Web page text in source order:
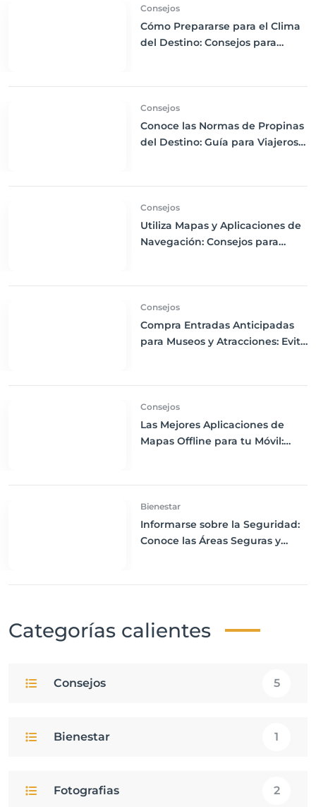
Consejos
Cómo Prepararse para el Clima
del Destino: Consejos para
Consejos
Conoce las Normas de Propinas
del Destino: Guía para Viajeros
Consejos
Utiliza Mapas y Aplicaciones de
Navegación: Consejos para
Consejos
Compra Entradas Anticipadas
para Museos y Atracciones: Evita
Consejos
Las Mejores Aplicaciones de
Mapas Offline para tu Móvil:
Bienestar
Informarse sobre la Seguridad:
Conoce las Áreas Seguras y
Categorías calientes
Consejos 5
Bienestar 1
Fotografias 2